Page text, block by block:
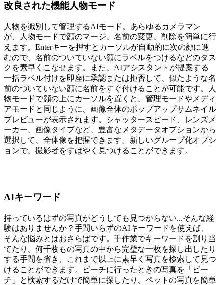
改良された機能人物モード
人物を識別して管理するAIモード。あらゆるカメラマン
が、人物モードで顔のマージ、名前の変更、削除を簡単に行
えます。Enterキーを押すとカーソルが自動的に次の顔に進
むので、名前のついていない顔にラベルをつけるなどのタス
クを素早くこなせます。また、AIアシスタントが提案する
一括ラベル付けを即座に承認または拒否して、似たような名
前のついていない顔に名前をすぐ付けることが可能です。人
物モードで顔の上にカーソルを置くと、管理モードやメディ
アモードと同じように、画像全体のポップアップサムネイル
プレビューが表示されます。シャッタースピード、レンズメ
ーカー、画像タイプなど、豊富なメタデータオプションから
選択して、全体像を把握できます。新しいグループ化オプシ
ョンで、撮影者をすばやく見つけることができます。
AIキーワード
持っているはずの写真がどうしても見つからない...そんな経
験はありませんか？手間いらずのAIキーワードを使えば、
そんな悩みとはおさらばです。手作業でキーワードを割り当
てたり、何千枚もの写真の中から完璧な一枚を探し出したり
する手間を省き、これまで以上に素早く写真を検索して見つ
けることができます。ビーチに行ったときの写真を「ビー
チ」と検索するだけで簡単に探したり、ペットの写真を簡単